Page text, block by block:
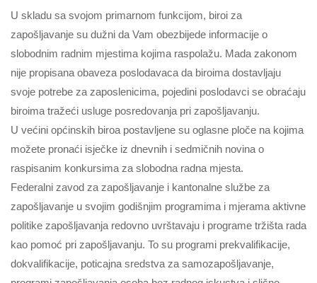
U skladu sa svojom primarnom funkcijom, biroi za
zapošljavanje su dužni da Vam obezbijede informacije o
slobodnim radnim mjestima kojima raspolažu. Mada zakonom
nije propisana obaveza poslodavaca da biroima dostavljaju
svoje potrebe za zaposlenicima, pojedini poslodavci se obraćaju
biroima tražeći usluge posredovanja pri zapošljavanju.
U većini općinskih biroa postavljene su oglasne ploče na kojima
možete pronaći isječke iz dnevnih i sedmičnih novina o
raspisanim konkursima za slobodna radna mjesta.
Federalni zavod za zapošljavanje i kantonalne službe za
zapošljavanje u svojim godišnjim programima i mjerama aktivne
politike zapošljavanja redovno uvrštavaju i programe tržišta rada
kao pomoć pri zapošljavanju. To su programi prekvalifikacije,
dokvalifikacije, poticajna sredstva za samozapošljavanje,